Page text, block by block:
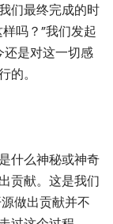
们最终完成的时
吗？”我们发起
还是对这一切感
。
什么神秘或神奇
贡献。这是我们
做出贡献并不